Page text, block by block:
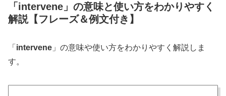
「intervene」の意味と使い方をわかりやすく
解説【フレーズ＆例文付き】
「 intervene 」の意味や使い方をわかりやすく解説しま
す。